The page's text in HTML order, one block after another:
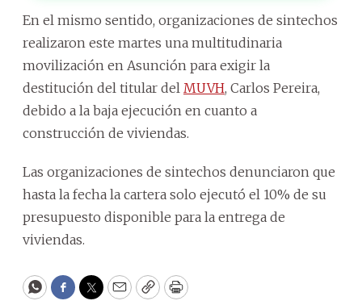
En el mismo sentido, organizaciones de sintechos
realizaron este martes una multitudinaria
movilización en Asunción para exigir la
destitución del titular del MUVH, Carlos Pereira,
debido a la baja ejecución en cuanto a
construcción de viviendas.
Las organizaciones de sintechos denunciaron que
hasta la fecha la cartera solo ejecutó el 10% de su
presupuesto disponible para la entrega de
viviendas.
WhatsApp
Facebook
Twitter
EmailCopyPrint